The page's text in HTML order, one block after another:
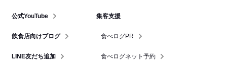
公式YouTube
飲食店向けブログ
LINE友だち追加
集客支援
食べログPR
食べログネット予約